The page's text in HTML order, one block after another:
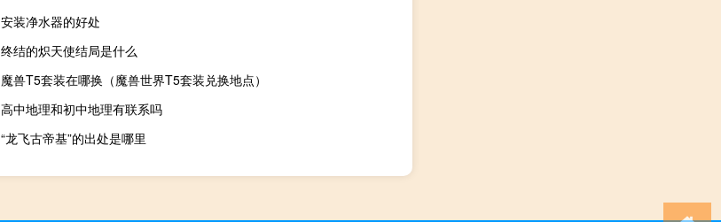
安装净水器的好处
终结的炽天使结局是什么
魔兽T5套装在哪换（魔兽世界T5套装兑换地点）
高中地理和初中地理有联系吗
“龙飞古帝基”的出处是哪里